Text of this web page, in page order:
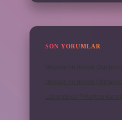
SON YORUMLAR